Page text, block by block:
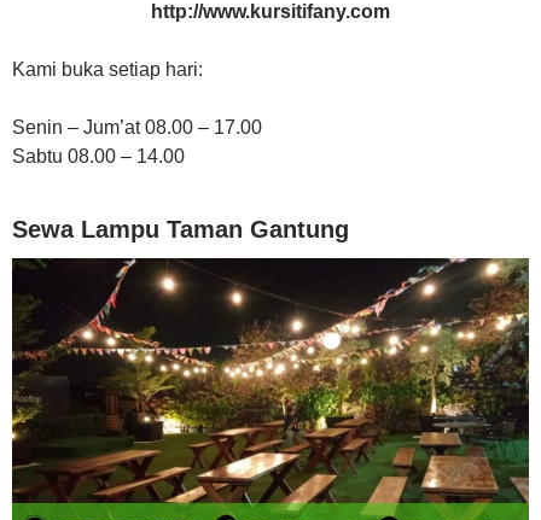
http://www.kursitifany.com
Kami buka setiap hari:
Senin – Jum’at 08.00 – 17.00
Sabtu 08.00 – 14.00
Sewa Lampu Taman Gantung